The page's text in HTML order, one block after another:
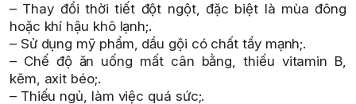
– Thay đổi thời tiết đột ngột, đặc biệt là mùa đông
hoặc khí hậu khô lạnh;.
– Sử dụng mỹ phẩm, dầu gội có chất tẩy mạnh;.
– Chế độ ăn uống mất cân bằng, thiếu vitamin B,
kẽm, axit béo;.
– Thiếu ngủ, làm việc quá sức;.